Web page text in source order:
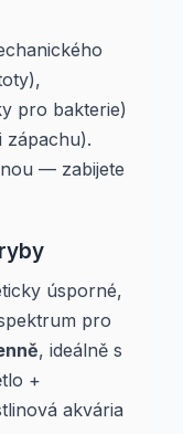
pro bakterie)
zápachu).
— zabijete
úsporné,
pro
, ideálně s
+
akvária